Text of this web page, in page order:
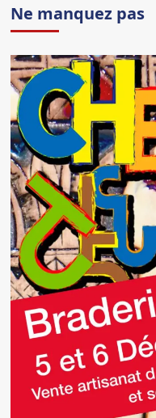
Ne manquez pas